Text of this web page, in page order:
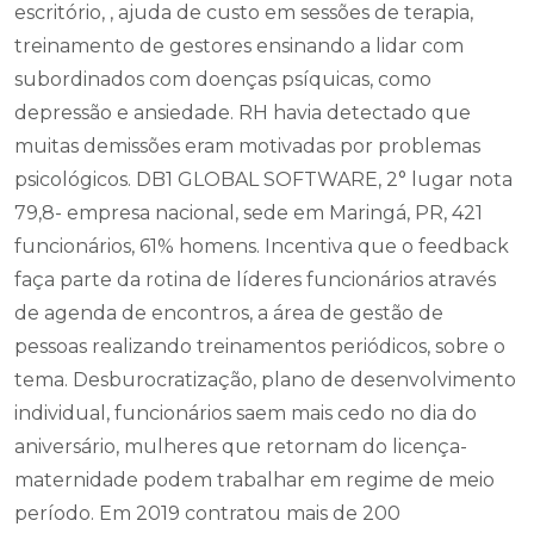
escritório, , ajuda de custo em sessões de terapia,
treinamento de gestores ensinando a lidar com
subordinados com doenças psíquicas, como
depressão e ansiedade. RH havia detectado que
muitas demissões eram motivadas por problemas
psicológicos. DB1 GLOBAL SOFTWARE, 2° lugar nota
79,8- empresa nacional, sede em Maringá, PR, 421
funcionários, 61% homens. Incentiva que o feedback
faça parte da rotina de líderes funcionários através
de agenda de encontros, a área de gestão de
pessoas realizando treinamentos periódicos, sobre o
tema. Desburocratização, plano de desenvolvimento
individual, funcionários saem mais cedo no dia do
aniversário, mulheres que retornam do licença-
maternidade podem trabalhar em regime de meio
período. Em 2019 contratou mais de 200